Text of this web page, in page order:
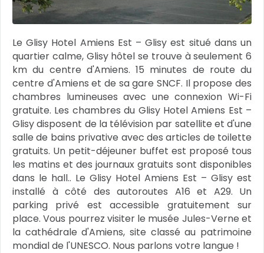
Le Glisy Hotel Amiens Est – Glisy est situé dans un
quartier calme, Glisy hôtel se trouve à seulement 6
km du centre d'Amiens. 15 minutes de route du
centre d'Amiens et de sa gare SNCF. Il propose des
chambres lumineuses avec une connexion Wi-Fi
gratuite. Les chambres du Glisy Hotel Amiens Est –
Glisy disposent de la télévision par satellite et d'une
salle de bains privative avec des articles de toilette
gratuits. Un petit-déjeuner buffet est proposé tous
les matins et des journaux gratuits sont disponibles
dans le hall.. Le Glisy Hotel Amiens Est – Glisy est
installé à côté des autoroutes A16 et A29. Un
parking privé est accessible gratuitement sur
place. Vous pourrez visiter le musée Jules-Verne et
la cathédrale d'Amiens, site classé au patrimoine
mondial de l'UNESCO. Nous parlons votre langue !